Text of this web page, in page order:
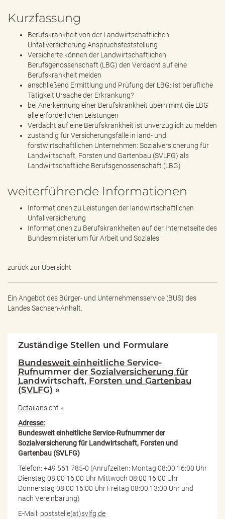
Kurzfassung
Berufskrankheit von der Landwirtschaftlichen
Unfallversicherung Anspruchsfeststellung
Versicherte können der Landwirtschaftlichen
Berufsgenossenschaft (LBG) den Verdacht auf eine
Berufskrankheit melden
anschließend Ermittlung und Prüfung der LBG: Ist berufliche
Tätigkeit Ursache der Erkrankung?
bei Anerkennung einer Berufskrankheit übernimmt die LBG
alle erforderlichen Leistungen
Verdacht auf eine Berufskrankheit ist unverzüglich zu melden
zuständig für Versicherungsfälle in land- und
forstwirtschaftlichen Unternehmen: Sozialversicherung für
Landwirtschaft, Forsten und Gartenbau (SVLFG) als
Landwirtschaftliche Berufsgenossenschaft (LBG)
weiterführende Informationen
Informationen zu Leistungen der landwirtschaftlichen
Unfallversicherung
Informationen zu Berufskrankheiten auf der Internetseite des
Bundesministerium für Arbeit und Soziales
zurück zur Übersicht
Ein Angebot des Bürger- und Unternehmensservice (BUS) des
Landes Sachsen-Anhalt.
Zuständige Stellen und Formulare
Bundesweit einheitliche Service-
Rufnummer der Sozialversicherung für
Landwirtschaft, Forsten und Gartenbau
(SVLFG) »
Detailansicht »
Adresse:
Bundesweit einheitliche Service-Rufnummer der
Sozialversicherung für Landwirtschaft, Forsten und
Gartenbau (SVLFG)
Telefon: +49 561 785-0 (Anrufzeiten: Montag 08:00 16:00 Uhr
Dienstag 08:00 16:00 Uhr Mittwoch 08:00 16:00 Uhr
Donnerstag 08:00 16:00 Uhr Freitag 08:00 13:00 Uhr und
nach Vereinbarung)
E-Mail: poststelle(at)svlfg.de